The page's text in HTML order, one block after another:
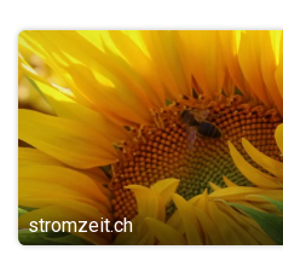
stromzeit.ch